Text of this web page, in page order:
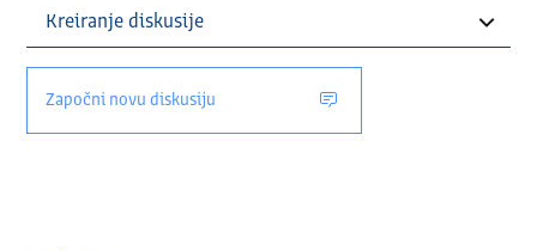
Započni novu diskusiju